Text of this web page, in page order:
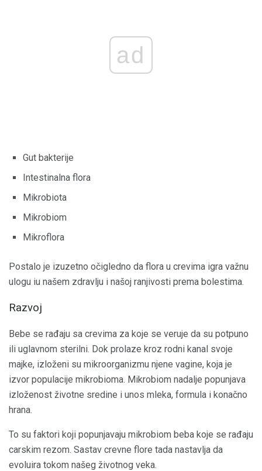
ad
Gut bakterije
Intestinalna flora
Mikrobiota
Mikrobiom
Mikroflora
Postalo je izuzetno očigledno da flora u crevima igra važnu
ulogu iu našem zdravlju i našoj ranjivosti prema bolestima.
Razvoj
Bebe se rađaju sa crevima za koje se veruje da su potpuno
ili uglavnom sterilni. Dok prolaze kroz rodni kanal svoje
majke, izloženi su mikroorganizmu njene vagine, koja je
izvor populacije mikrobioma. Mikrobiom nadalje popunjava
izloženost životne sredine i unos mleka, formula i konačno
hrana.
To su faktori koji popunjavaju mikrobiom beba koje se rađaju
carskim rezom. Sastav crevne flore tada nastavlja da
evoluira tokom našeg životnog veka.